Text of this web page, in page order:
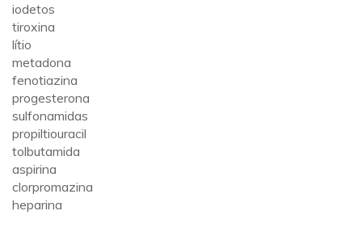
iodetos
tiroxina
lítio
metadona
fenotiazina
progesterona
sulfonamidas
propiltiouracil
tolbutamida
aspirina
clorpromazina
heparina